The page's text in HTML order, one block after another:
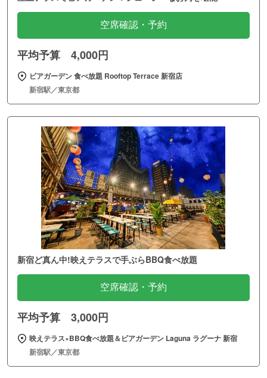
空席確認・予約
平均予算 4,000円
ビアガーデン 食べ放題 Rooftop Terrace 新宿店
新宿駅／東京都
新宿ど真ん中!映えテラスで手ぶらBBQ食べ放題
空席確認・予約
平均予算 3,000円
映えテラス×BBQ食べ放題＆ビアガーデン Laguna ラグーナ 新宿
新宿駅／東京都